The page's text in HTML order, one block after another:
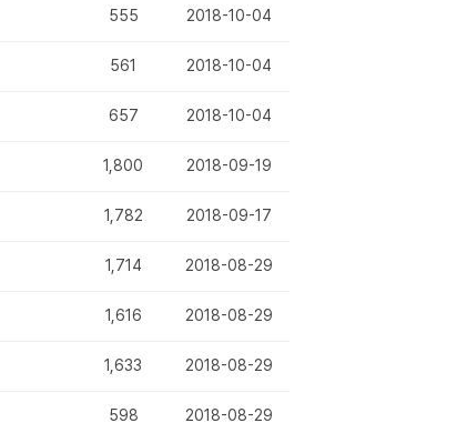
555 2018-10-04
561 2018-10-04
657 2018-10-04
1,800 2018-09-19
1,782 2018-09-17
1,714 2018-08-29
1,616 2018-08-29
1,633 2018-08-29
598 2018-08-29